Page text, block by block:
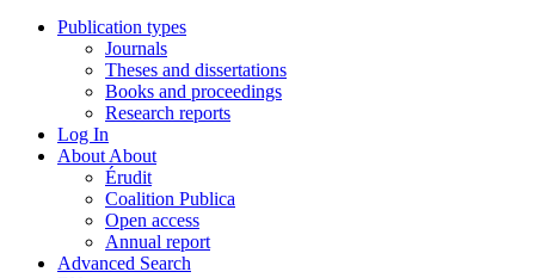
Publication types
Journals
Theses and dissertations
Books and proceedings
Research reports
Log In
About About
Érudit
Coalition Publica
Open access
Annual report
Advanced Search